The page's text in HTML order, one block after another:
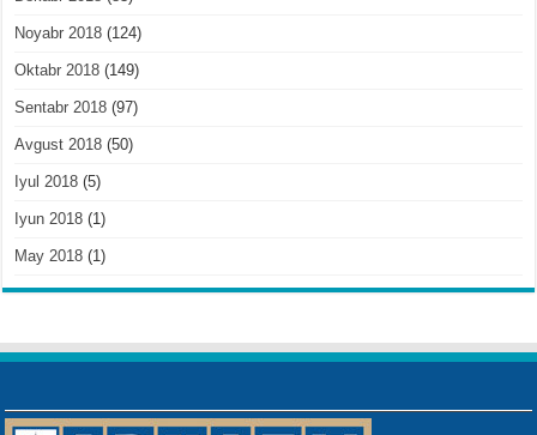
Noyabr 2018 (124)
Oktabr 2018 (149)
Sentabr 2018 (97)
Avgust 2018 (50)
Iyul 2018 (5)
Iyun 2018 (1)
May 2018 (1)